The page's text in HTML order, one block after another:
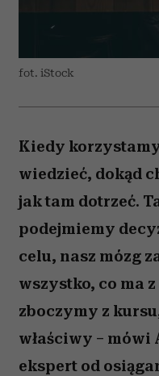
fot. iStock
Kiedy
wiedzieć, dokąd
jak tam dotrzeć.
podejmiemy
celu, nasz mózg
wszystko, co ma
zboczymy z
właściwy – mówi
ekspert od